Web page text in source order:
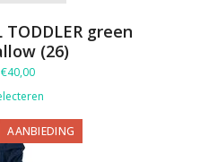
TODDLER green
(26)
Oorspronkelijke
was:
€40,00Huidige
is:
AANBIEDING
IN